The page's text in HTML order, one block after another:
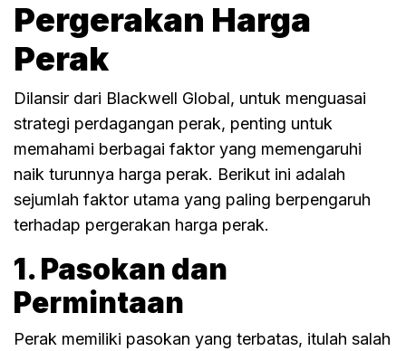
Pergerakan Harga
Perak
Dilansir dari Blackwell Global, untuk menguasai
strategi perdagangan perak, penting untuk
memahami berbagai faktor yang memengaruhi
naik turunnya harga perak. Berikut ini adalah
sejumlah faktor utama yang paling berpengaruh
terhadap pergerakan harga perak.
1. Pasokan dan
Permintaan
Perak memiliki pasokan yang terbatas, itulah salah